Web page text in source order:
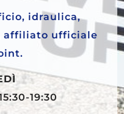
idraulica,
affiliato ufficiale
19:30